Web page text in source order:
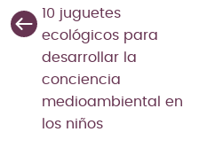
10 juguetes
ecológicos para
desarrollar la
conciencia
medioambiental en
los niños